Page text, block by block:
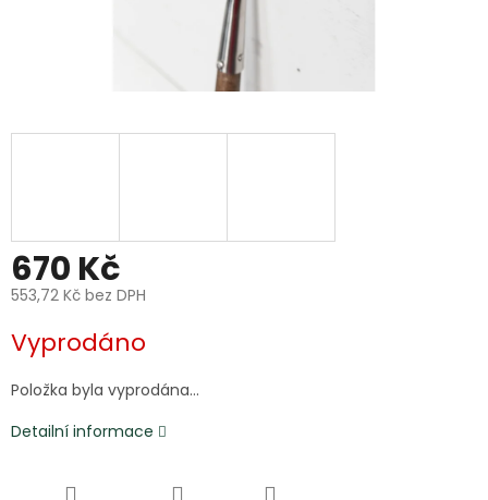
670 Kč
553,72 Kč bez DPH
cena:
Vyprodáno
Položka byla vyprodána…
Detailní informace